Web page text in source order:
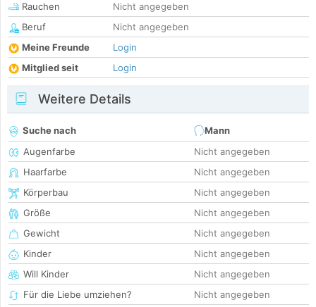
Rauchen
Nicht angegeben
Beruf
Nicht angegeben
Meine Freunde
Login
Mitglied seit
Login
Weitere Details
Suche nach
Mann
Augenfarbe
Nicht angegeben
Haarfarbe
Nicht angegeben
Körperbau
Nicht angegeben
Größe
Nicht angegeben
Gewicht
Nicht angegeben
Kinder
Nicht angegeben
Will Kinder
Nicht angegeben
Für die Liebe umziehen?
Nicht angegeben